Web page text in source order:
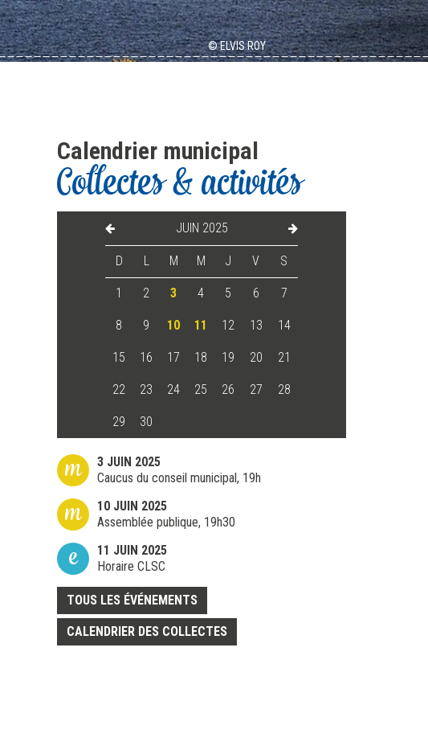
Calendrier municipal
Collectes & activités
JUIN 2025
D L M M J V S
1 2 3 4 5 6 7
8 9 10 11 12 13 14
15 16 17 18 19 20 21
22 23 24 25 26 27 28
29 30
m
3 JUIN 2025
Caucus du conseil municipal, 19h
m
10 JUIN 2025
Assemblée publique, 19h30
e
11 JUIN 2025
Horaire CLSC
TOUS LES ÉVÉNEMENTS
CALENDRIER DES COLLECTES